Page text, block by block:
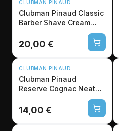
CLUBMAN PINAUD
Clubman Pinaud Classic
Barber Shave Cream
20,00 €
CLUBMAN PINAUD
Clubman Pinaud
Reserve Cognac Neat
After Shave 177mL - Pro
14,00 €